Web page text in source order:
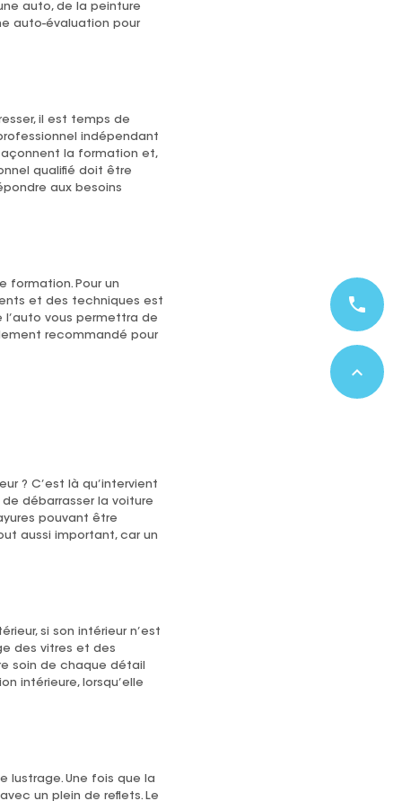
auto, de la peinture
auto-évaluation pour
il est temps de
indépendant
la formation et,
qualifié doit être
aux besoins
formation. Pour un
et des techniques est
l’auto vous permettra de
recommandé pour
? C’est là qu’intervient
débarrasser la voiture
pouvant être
aussi important, car un
si son intérieur n’est
des vitres et des
soin de chaque détail
intérieure, lorsqu’elle
lustrage. Une fois que la
un plein de reflets. Le
phone
expand_less